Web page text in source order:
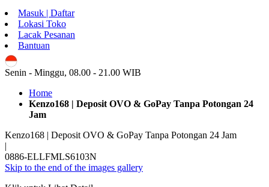
Masuk | Daftar
Lokasi Toko
Lacak Pesanan
Bantuan
Senin - Minggu, 08.00 - 21.00 WIB
Home
Kenzo168 | Deposit OVO & GoPay Tanpa Potongan 24
Jam
Kenzo168 | Deposit OVO & GoPay Tanpa Potongan 24 Jam
|
0886-ELLFMLS6103N
Skip to the end of the images gallery